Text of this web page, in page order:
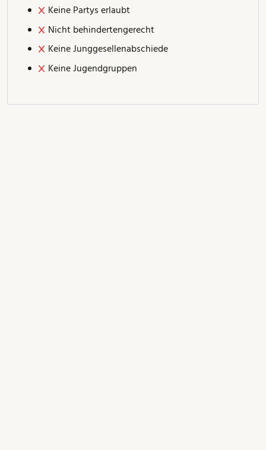
Keine Partys erlaubt
Nicht behindertengerecht
Keine Junggesellenabschiede
Keine Jugendgruppen